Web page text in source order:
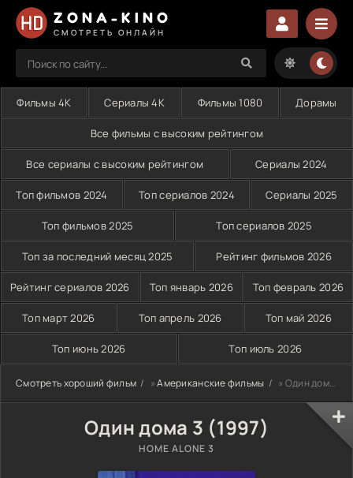
ZONA-KINO
СМОТРЕТЬ ОНЛАЙН
Фильмы 4K Сериалы 4K Фильмы 1080 Дорамы
Все фильмы с высоким рейтингом
Все сериалы с высоким рейтингом Сериалы 2024
Топ фильмов 2024 Топ сериалов 2024 Сериалы 2025
Топ фильмов 2025 Топ сериалов 2025
Топ за последний месяц 2025 Рейтинг фильмов 2026
Рейтинг сериалов 2026 Топ январь 2026 Топ февраль 2026
Топ март 2026 Топ апрель 2026 Топ май 2026
Топ июнь 2026 Топ июль 2026
Смотреть хороший фильм »Американские фильмы » Один дома 3 (1997)
Один дома 3 (1997)
HOME ALONE 3